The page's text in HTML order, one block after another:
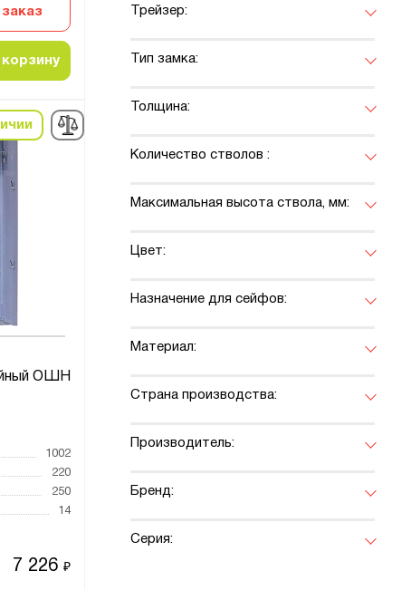
ОШН
1002
220
250
14
7 226 ₽
Трейзер:
Тип замка:
Толщина:
Количество стволов :
Максимальная высота ствола, мм:
Цвет:
Назначение для сейфов:
Материал:
Страна производства:
Производитель:
Бренд:
Серия: